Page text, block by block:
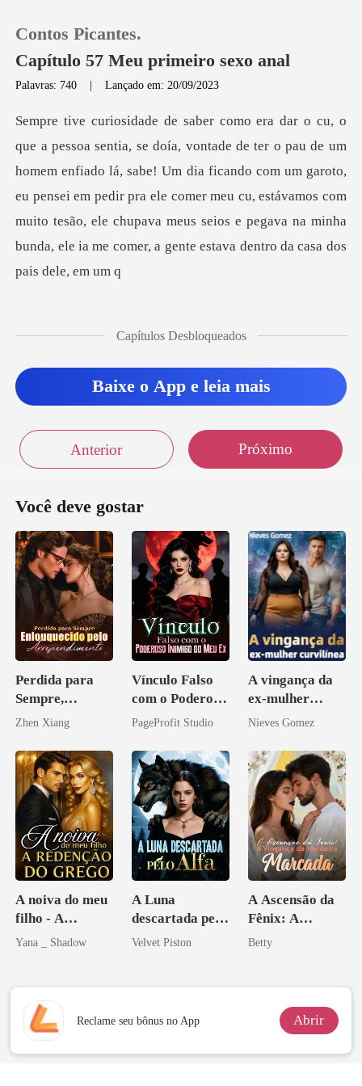
0
Loja
Contos Picantes.
Capítulo 57 Meu primeiro sexo anal
Palavras: 740 |Lançado em: 20/09/2023
enfiado lá, sabe! Um dia ficando com um garoto,
eu pensei em pedir pra ele comer meu cu, estávamos com
muito tesão,
Capítulos Desbloqueados
Baixe o App e leia mais
Anterior Próximo
Você deve gostar
Perdida para
Sempre,
Enlouquecido
Arrependiment
o
Zhen Xiang
Vínculo Falso
com o Poderoso
Inimigo do Meu
PageProfit Studio
A vingança da
ex-mulher
curvilínea
Nieves Gomez
A noiva do meu
filho - A
Redenção do
Yana _ Shadow
A Luna
descartada pelo
Alfa
Velvet Piston
A Ascensão da
Fênix: A
Vingança da
Betty
Reclame seu bônus no App Abrir